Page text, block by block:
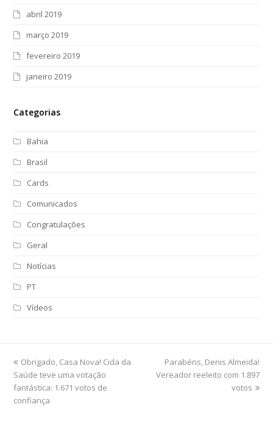
abril 2019
março 2019
fevereiro 2019
janeiro 2019
Categorias
Bahia
Brasil
Cards
Comunicados
Congratulações
Geral
Notícias
PT
Vídeos
previous
post:
Obrigado, Casa Nova! Cida da
Saúde teve uma votação
fantástica: 1.671 votos de
confiança
next
post:
Parabéns, Denis Almeida!
Vereador reeleito com 1.897
votos